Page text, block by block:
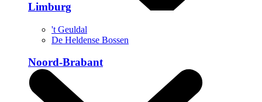
Limburg
't Geuldal
De Heldense Bossen
Noord-Brabant